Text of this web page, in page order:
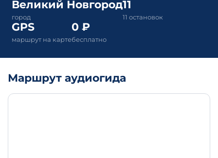
Великий Новгород
город
11
11 остановок
GPS
маршрут на карте
0 ₽
бесплатно
Маршрут аудиогида